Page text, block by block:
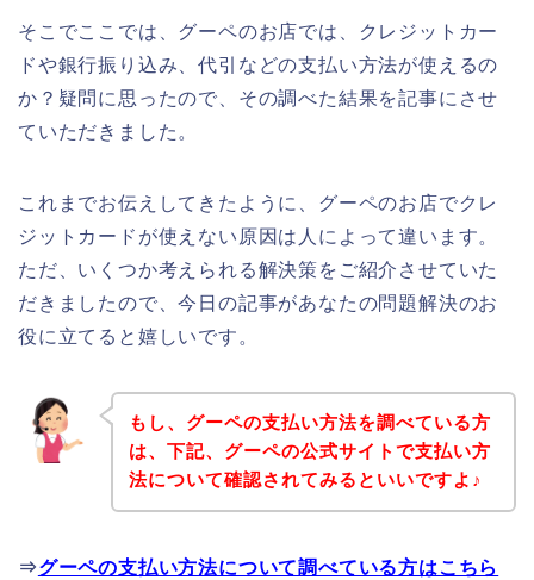
そこでここでは、グーペのお店では、クレジットカー
ドや銀行振り込み、代引などの支払い方法が使えるの
か？疑問に思ったので、その調べた結果を記事にさせ
ていただきました。
これまでお伝えしてきたように、グーペのお店でクレ
ジットカードが使えない原因は人によって違います。
ただ、いくつか考えられる解決策をご紹介させていた
だきましたので、今日の記事があなたの問題解決のお
役に立てると嬉しいです。
もし、グーペの支払い方法を調べている方
は、下記、グーペの公式サイトで支払い方
法について確認されてみるといいですよ♪
⇒グーペの支払い方法について調べている方はこちら